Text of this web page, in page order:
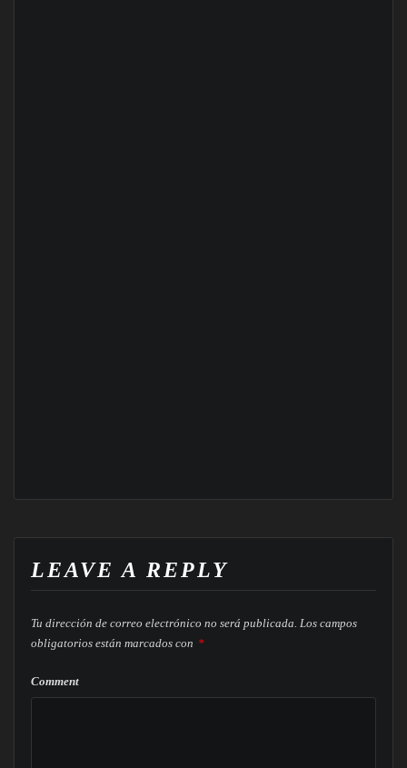
LEAVE A REPLY
Tu dirección de correo electrónico no será publicada. Los campos
obligatorios están marcados con *
Comment